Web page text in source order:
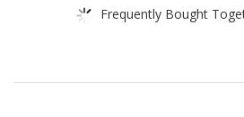
Frequently Bought